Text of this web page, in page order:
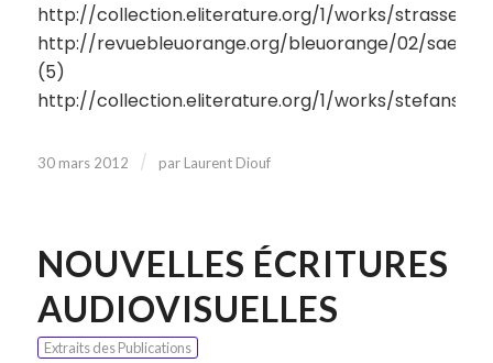
http://collection.eliterature.org/1/works/
http://revuebleuorange.org/bleuorange/02/
(5)
http://collection.eliterature.org/1/works/
30 mars 2012 / par Laurent Diouf
NOUVELLES ÉCRITURES
AUDIOVISUELLES
Extraits des Publications